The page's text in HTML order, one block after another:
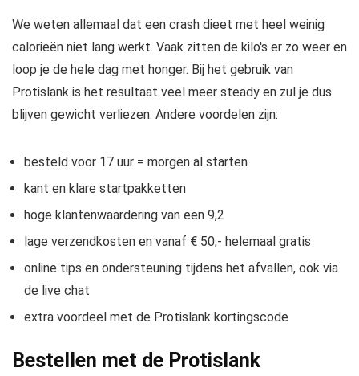
We weten allemaal dat een crash dieet met heel weinig
calorieën niet lang werkt. Vaak zitten de kilo's er zo weer en
loop je de hele dag met honger. Bij het gebruik van
Protislank is het resultaat veel meer steady en zul je dus
blijven gewicht verliezen. Andere voordelen zijn:
besteld voor 17 uur = morgen al starten
kant en klare startpakketten
hoge klantenwaardering van een 9,2
lage verzendkosten en vanaf € 50,- helemaal gratis
online tips en ondersteuning tijdens het afvallen, ook via
de live chat
extra voordeel met de Protislank kortingscode
Bestellen met de Protislank